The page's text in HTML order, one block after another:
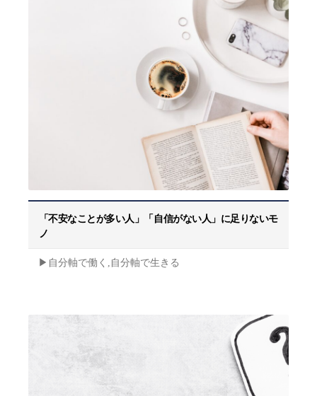
「不安なことが多い人」「自信がない人」に足りないモ
ノ
▶︎自分軸で働く,自分軸で生きる